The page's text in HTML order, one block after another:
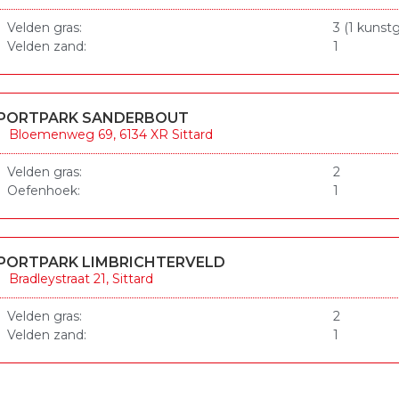
Velden gras:
3 (1
Velden zand:
1
SANDERBOUT
Bloemenweg 69, 6134 XR Sittard
Velden gras:
2
Oefenhoek:
1
LIMBRICHTERVELD
Bradleystraat 21, Sittard
Velden gras:
2
Velden zand:
1